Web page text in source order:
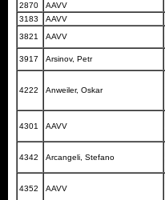
2870
AAVV
3183
AAVV
3821
AAVV
3917 Arsinov, Petr
4222 Anweiler, Oskar
4301 AAVV
4342 Arcangeli, Stefano
4352 AAVV